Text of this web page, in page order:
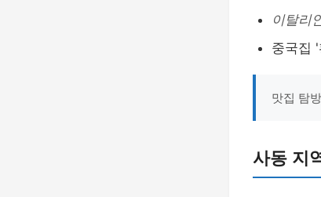
이탈리
중국집
맛집 탐
사동 지